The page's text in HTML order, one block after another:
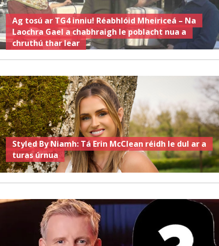
Ag tosú ar TG4 inniu! Réabhlóid Mheiriceá – Na
Laochra Gael a chabhraigh le poblacht nua a
chruthú thar lear
Styled By Niamh: Tá Erin McClean réidh le dul ar a
turas úrnua